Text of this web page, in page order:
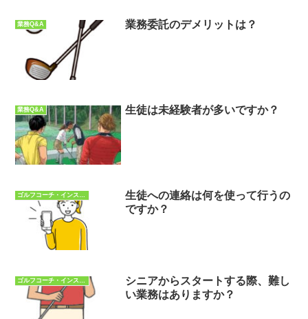
業務Q&A 業務委託のデメリットは？
業務Q&A 生徒は未経験者が多いですか？
生徒への連絡は何を使って行うの
ですか？
シニアからスタートする際、難し
い業務はありますか？